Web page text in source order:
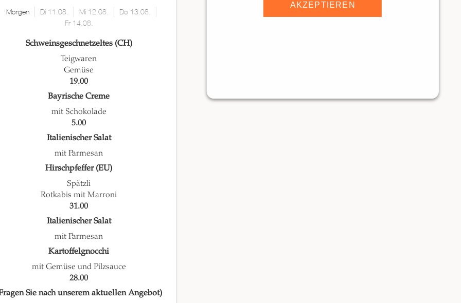
Morgen Di 11.08. Mi 12.08.
Do 13.08.
Fr 14.08.
Schweinsgeschnetzeltes (CH)
Teigwaren
Gemüse
19.00
Bayrische Creme
mit Schokolade
5.00
Italienischer Salat
mit Parmesan
Hirschpfeffer (EU)
Spätzli
Rotkabis mit Marroni
31.00
Italienischer Salat
mit Parmesan
Kartoffelgnocchi
mit Gemüse und Pilzsauce
28.00
Sie nach unserem aktuellen Angebot)
AKZEPTIEREN